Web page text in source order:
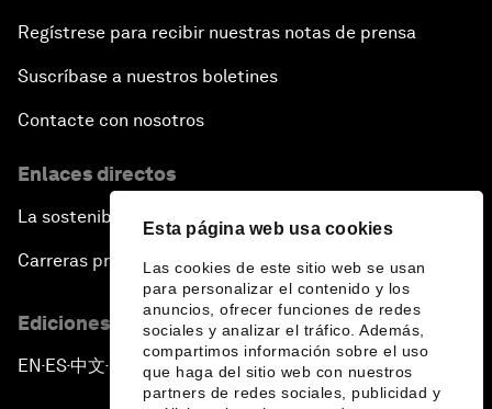
Esta página web usa cookies
Las cookies de este sitio web se usan
para personalizar el contenido y los
anuncios, ofrecer funciones de redes
sociales y analizar el tráfico. Además,
compartimos información sobre el uso
que haga del sitio web con nuestros
partners de redes sociales, publicidad y
Regístrese para recibir nuestras notas de prensa
Suscríbase a nuestros boletines
Contacte con nosotros
Enlaces directos
La sostenibilidad en el Foro
Carreras profesionales
Ediciones en otros idiomas
EN ▪ES▪中文▪ 日本語